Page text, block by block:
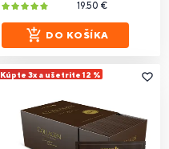
19.50 €
DO KOŠÍKA
Kúpte 3x a ušetrite 12 %